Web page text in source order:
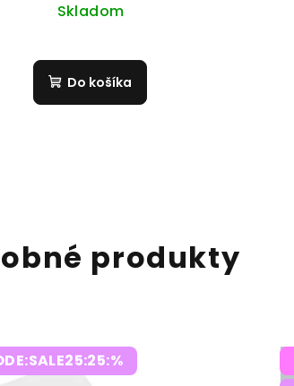
Skladom
Do košíka
produkty